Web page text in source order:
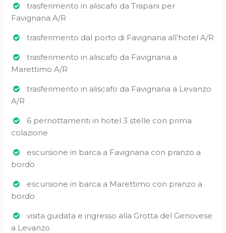
trasferimento in aliscafo da Trapani per
Favignana A/R
trasferimento dal porto di Favignana all’hotel A/R
trasferimento in aliscafo da Favignana a
Marettimo A/R
trasferimento in aliscafo da Favignana a Levanzo
A/R
6 pernottamenti in hotel 3 stelle con prima
colazione
escursione in barca a Favignana con pranzo a
bordo
escursione in barca a Marettimo con pranzo a
bordo
visita guidata e ingresso alla Grotta del Genovese
a Levanzo